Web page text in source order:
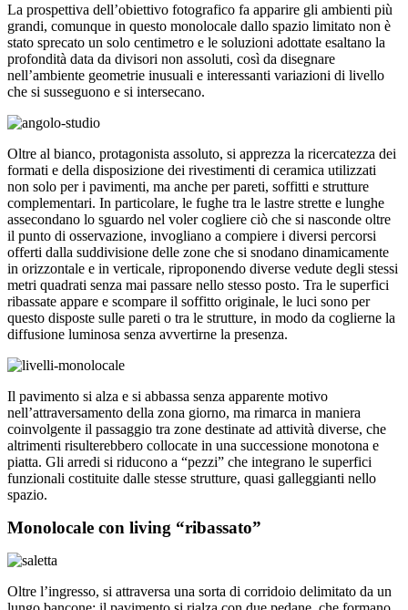
La prospettiva dell’obiettivo fotografico fa apparire gli ambienti più
grandi, comunque in questo monolocale dallo spazio limitato non è
stato sprecato un solo centimetro e le soluzioni adottate esaltano la
profondità data da divisori non assoluti, così da disegnare
nell’ambiente geometrie inusuali e interessanti variazioni di livello
che si susseguono e si intersecano.
Oltre al bianco, protagonista assoluto, si apprezza la ricercatezza dei
formati e della disposizione dei rivestimenti di ceramica utilizzati
non solo per i pavimenti, ma anche per pareti, soffitti e strutture
complementari. In particolare, le fughe tra le lastre strette e lunghe
assecondano lo sguardo nel voler cogliere ciò che si nasconde oltre
il punto di osservazione, invogliano a compiere i diversi percorsi
offerti dalla suddivisione delle zone che si snodano dinamicamente
in orizzontale e in verticale, riproponendo diverse vedute degli stessi
metri quadrati senza mai passare nello stesso posto. Tra le superfici
ribassate appare e scompare il soffitto originale, le luci sono per
questo disposte sulle pareti o tra le strutture, in modo da coglierne la
diffusione luminosa senza avvertirne la presenza.
Il pavimento si alza e si abbassa senza apparente motivo
nell’attraversamento della zona giorno, ma rimarca in maniera
coinvolgente il passaggio tra zone destinate ad attività diverse, che
altrimenti risulterebbero collocate in una successione monotona e
piatta. Gli arredi si riducono a “pezzi” che integrano le superfici
funzionali costituite dalle stesse strutture, quasi galleggianti nello
spazio.
Monolocale con living “ribassato”
Oltre l’ingresso, si attraversa una sorta di corridoio delimitato da un